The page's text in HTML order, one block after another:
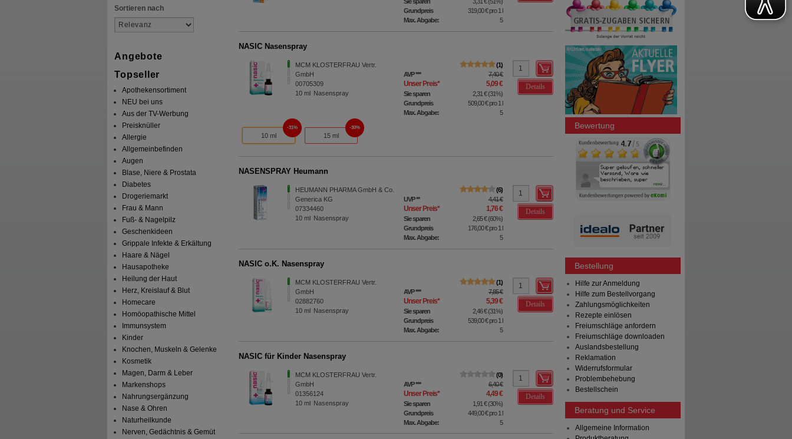
Sortieren nach
Angebote
Topseller
Apothekensortiment
NEU bei uns
Aus der TV-Werbung
Preisknüller
Allergie
Allgemeinbefinden
Augen
Blase, Niere & Prostata
Diabetes
Drogeriemarkt
Frau & Mann
Fuß- & Nagelpilz
Geschenkideen
Grippale Infekte & Erkältung
Haare & Nägel
Hausapotheke
Heilung der Haut
Herz, Kreislauf & Blut
Homecare
Homöopathische Mittel
Immunsystem
Kinder
Knochen, Muskeln & Gelenke
Kosmetik
Magen, Darm & Leber
Markenshops
Nahrungsergänzung
Nase & Ohren
Naturheilkunde
Nerven, Gedächtnis & Gemüt
Sie sparen 3,31 €(51%)
Grundpreis
319,00 €pro 1 l
Max. Abgabe:
5
NASIC Nasenspray
MCM KLOSTERFRAU Vertr.
GmbH
00705309
10 ml Nasenspray
1
AVP*** 7,40 €
Unser Preis* 5,09 €
Sie sparen 2,31 €(31%)
Grundpreis
509,00 €pro 1 l
Max. Abgabe:
5
Details
10 ml
31%
15 ml
30%
NASENSPRAY Heumann
HEUMANN PHARMA GmbH & Co.
Generica KG
07334460
10 ml Nasenspray
6
UVP** 4,41 €
Unser Preis* 1,76 €
Sie sparen 2,65 €(60%)
Grundpreis
176,00 €pro 1 l
Max. Abgabe:
5
Details
NASIC o.K. Nasenspray
MCM KLOSTERFRAU Vertr.
GmbH
02882760
10 ml Nasenspray
1
AVP*** 7,85 €
Unser Preis* 5,39 €
Sie sparen 2,46 €(31%)
Grundpreis
539,00 €pro 1 l
Max. Abgabe:
5
Details
NASIC für Kinder Nasenspray
MCM KLOSTERFRAU Vertr.
GmbH
01356124
10 ml Nasenspray
0
AVP*** 6,40 €
Unser Preis* 4,49 €
Sie sparen 1,91 €(30%)
Grundpreis
449,00 €pro 1 l
Max. Abgabe:
5
Details
Bewertung
Bestellung
Hilfe zur Anmeldung
Hilfe zum Bestellvorgang
Zahlungsmöglichkeiten
Rezepte einlösen
Freiumschläge anfordern
Freiumschläge downloaden
Auslandsbestellung
Reklamation
Widerrufsformular
Problembehebung
Bestellschein
Beratung und Service
Allgemeine Information